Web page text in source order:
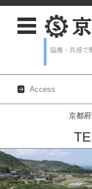
協働・共感で
Access
京都
コンテンツに移動